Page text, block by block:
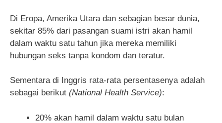
Di Eropa, Amerika Utara dan sebagian besar dunia,
sekitar 85% dari pasangan suami istri akan hamil
dalam waktu satu tahun jika mereka memiliki
hubungan seks tanpa kondom dan teratur.
Sementara di Inggris rata-rata persentasenya adalah
sebagai berikut (National Health Service):
20% akan hamil dalam waktu satu bulan